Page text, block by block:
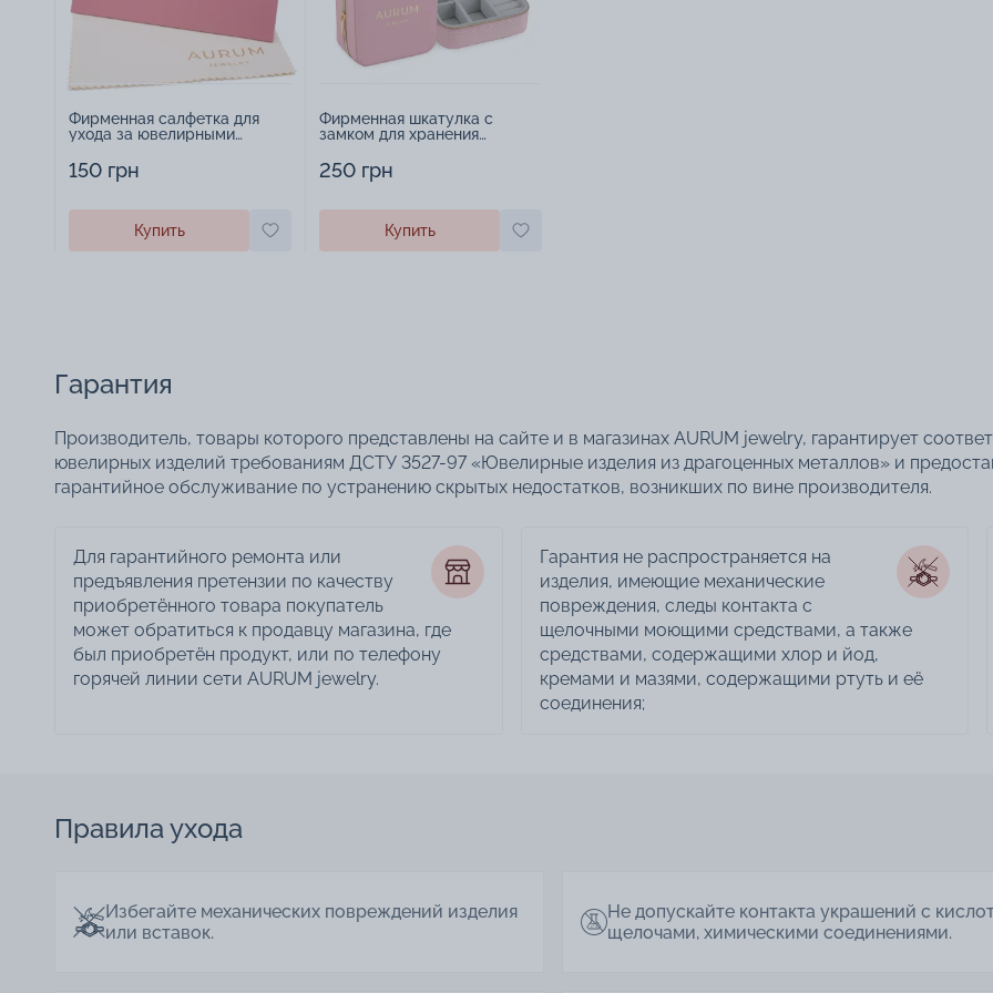
Фирменная салфетка для
ухода за ювелирными
150 грн
Купить
Фирменная шкатулка с
замком для хранения
250 грн
Купить
Гарантия
Производитель, товары которого представлены на сайте и в магазинах AURUM jewelry, гарантирует
ювелирных изделий требованиям ДСТУ 3527-97 «Ювелирные изделия из драгоценных металлов» и
гарантийное обслуживание по устранению скрытых недостатков, возникших по вине производителя.
Для гарантийного ремонта или
предъявления претензии по качеству
приобретённого товара покупатель
может обратиться к продавцу магазина, где
был приобретён продукт, или по телефону
горячей линии сети AURUM jewelry.
Гарантия не распространяется на
изделия, имеющие механические
повреждения, следы контакта с
щелочными моющими средствами, а также
средствами, содержащими хлор и йод,
кремами и мазями, содержащими ртуть и её
соединения;
Правила ухода
Избегайте механических повреждений изделия
или вставок.
Не допускайте контакта украшений с
щелочами, химическими соединениями.